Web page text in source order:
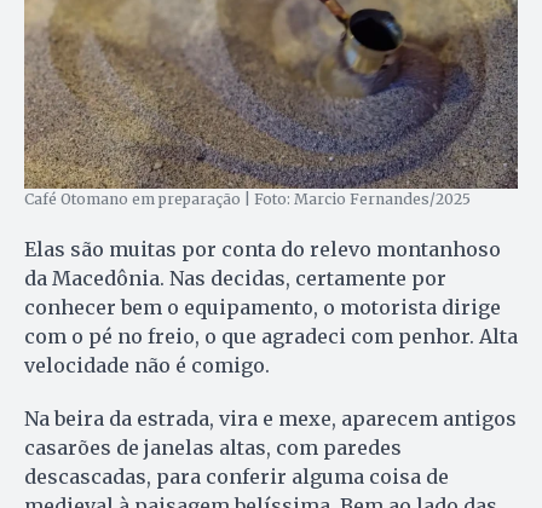
Café Otomano em preparação | Foto: Marcio Fernandes/2025
Elas são muitas por conta do relevo montanhoso
da Macedônia. Nas decidas, certamente por
conhecer bem o equipamento, o motorista dirige
com o pé no freio, o que agradeci com penhor. Alta
velocidade não é comigo.
Na beira da estrada, vira e mexe, aparecem antigos
casarões de janelas altas, com paredes
descascadas, para conferir alguma coisa de